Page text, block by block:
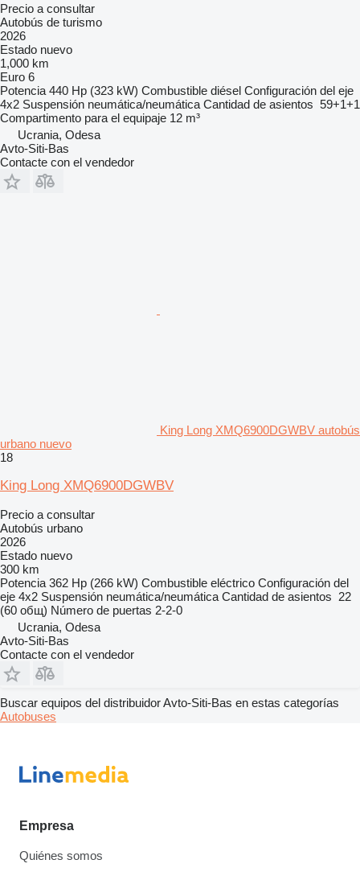
Precio a consultar
Autobús de turismo
2026
Estado nuevo
1,000 km
Euro 6
Potencia 440 Hp (323 kW) Combustible diésel Configuración del eje
4x2 Suspensión neumática/neumática Cantidad de asientos 59+1+1
Compartimento para el equipaje 12 m³
Ucrania, Odesa
Avto-Siti-Bas
Contacte con el vendedor
King Long XMQ6900DGWBV autobús
urbano nuevo
18
King Long XMQ6900DGWBV
Precio a consultar
Autobús urbano
2026
Estado nuevo
300 km
Potencia 362 Hp (266 kW) Combustible eléctrico Configuración del
eje 4x2 Suspensión neumática/neumática Cantidad de asientos 22
(60 общ) Número de puertas 2-2-0
Ucrania, Odesa
Avto-Siti-Bas
Contacte con el vendedor
Buscar equipos del distribuidor Avto-Siti-Bas en estas categorías
Autobuses
Empresa
Quiénes somos